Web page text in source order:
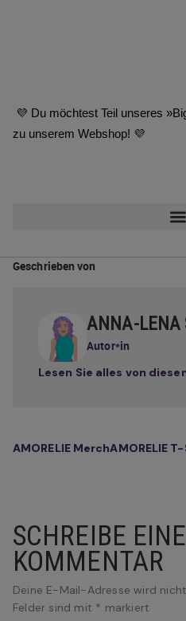
💜 Du möchtest Teil unseres
zu unserem Webshop! 💜
Geschrieben von
ANNA-LENA
Autor*in
Lesen Sie alles von
AMORELIE MerchAMORELIE
SCHREIBE
KOMMENTAR
Deine E-Mail-Adresse wird
Felder sind mit * markiert